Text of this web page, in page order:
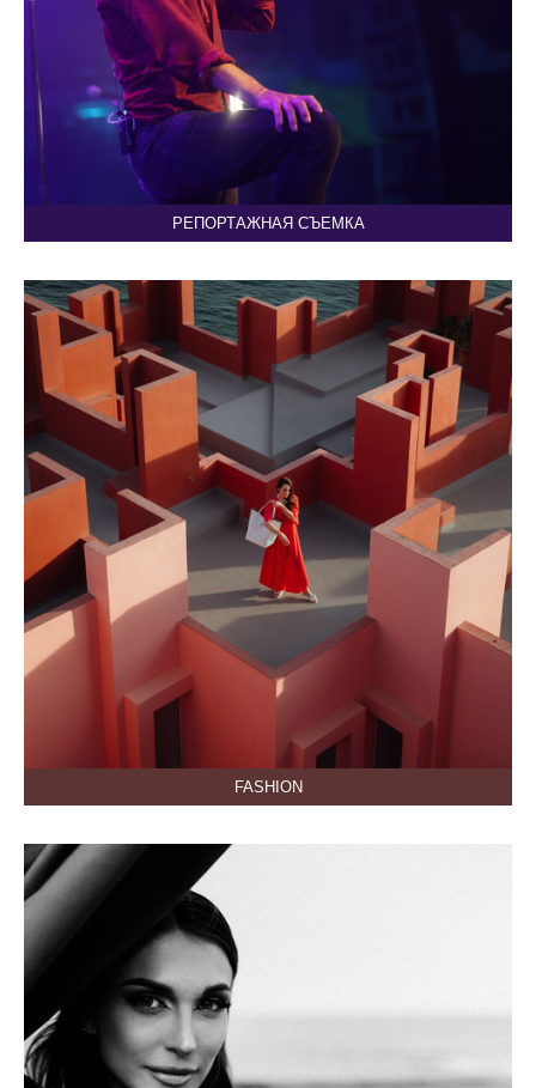
РЕПОРТАЖНАЯ СЪЕМКА
FASHION